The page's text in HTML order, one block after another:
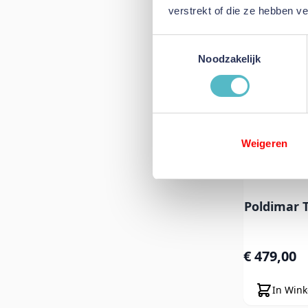
verstrekt of die ze hebben
Noodzakelijk
Weigeren
Poldimar
In
Poldimar
€ 479,00
In